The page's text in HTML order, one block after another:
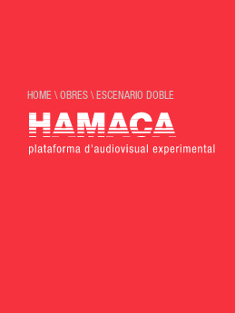
HOME \OBRES \ ESCENARIO DOBLE